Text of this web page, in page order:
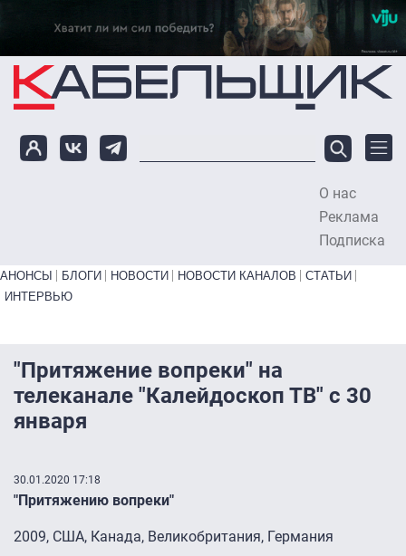
Перейти к основному содержанию
О нас
Реклама
Подписка
Primary links bottom
АНОНСЫ БЛОГИ НОВОСТИ НОВОСТИ КАНАЛОВ
СТАТЬИ
ИНТЕРВЬЮ
"Притяжение вопреки" на
телеканале "Калейдоскоп ТВ" с 30
января
30.01.2020 17:18
"Притяжению вопреки"
2009, США, Канада, Великобритания, Германия